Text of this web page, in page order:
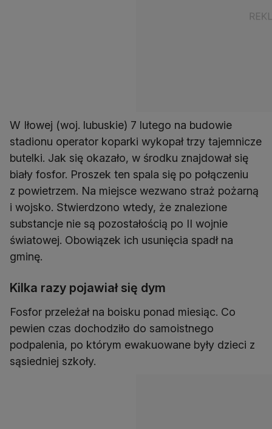
W Iłowej (woj. lubuskie) 7 lutego na budowie
stadionu operator koparki wykopał trzy tajemnicze
butelki. Jak się okazało, w środku znajdował się
biały fosfor. Proszek ten spala się po połączeniu
z powietrzem. Na miejsce wezwano straż pożarną
i wojsko. Stwierdzono wtedy, że znalezione
substancje nie są pozostałością po II wojnie
światowej. Obowiązek ich usunięcia spadł na
gminę.
Kilka razy pojawiał się dym
Fosfor przeleżał na boisku ponad miesiąc. Co
pewien czas dochodziło do samoistnego
podpalenia, po którym ewakuowane były dzieci z
sąsiedniej szkoły.